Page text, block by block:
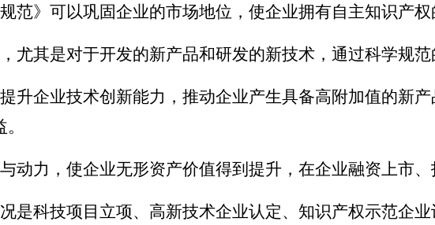
范》可以巩固企业的市场地位，使企业拥有自主知识产权
尤其是对于开发的新产品和研发的新技术，通过科学规范
升企业技术创新能力，推动企业产生具备高附加值的新
动力，使企业无形资产价值得到提升，在企业融资上市
是科技项目立项、高新技术企业认定、知识产权示范企业